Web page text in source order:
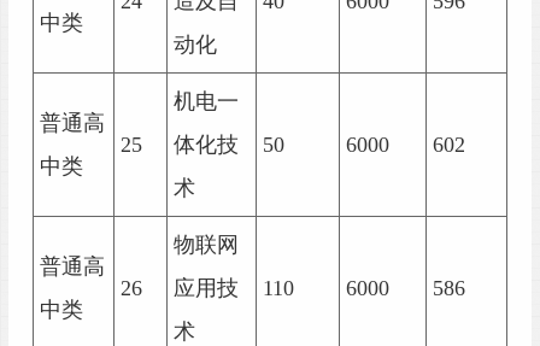
中类
动化
普通高
中类
25
机电一
体化技
术
50 6000 602
普通高
中类
26
物联网
应用技
术
110 6000 586